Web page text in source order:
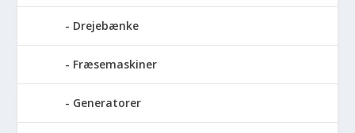
Drejebænke
Fræsemaskiner
Generatorer